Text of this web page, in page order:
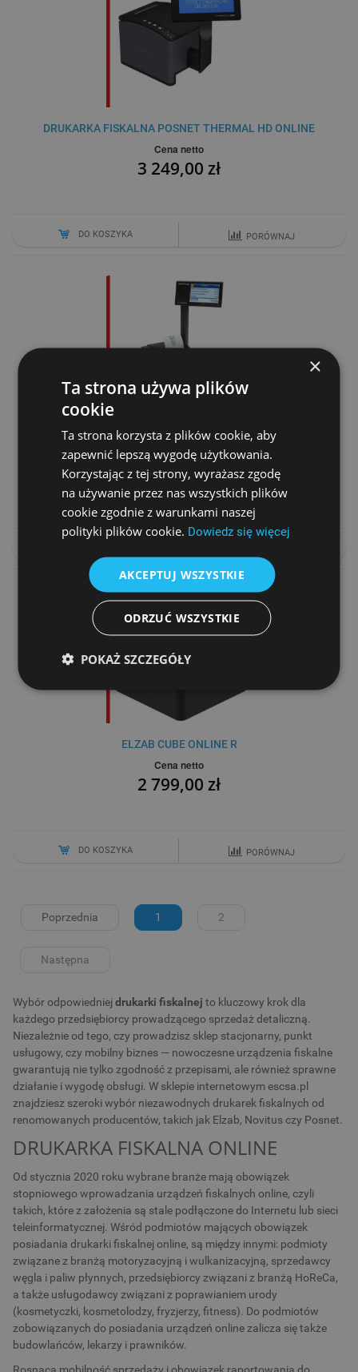
DRUKARKA FISKALNA POSNET THERMAL HD ONLINE
Cena netto
3 249,00 zł
DO KOSZYKA PORÓWNAJ
DRUKARKA FISKALNA NOVITUS HD II ONLINE
Cena netto
2 990,00 zł
ELZAB CUBE ONLINE R
Cena netto
2 799,00 zł
DO KOSZYKA PORÓWNAJ
Poprzednia 1 2
Następna
Wybór odpowiedniejdrukarki fiskalnej to kluczowy krok dla
każdego przedsiębiorcy prowadzącego sprzedaż detaliczną.
Niezależnie od tego, czy prowadzisz sklep stacjonarny, punkt
usługowy, czy mobilny biznes — nowoczesne urządzenia fiskalne
gwarantują nie tylko zgodność z przepisami, ale również sprawne
działanie i wygodę obsługi. W sklepie internetowym escsa.pl
znajdziesz szeroki wybór niezawodnych drukarek fiskalnych od
renomowanych producentów, takich jak Elzab, Novitus czy Posnet.
DRUKARKA FISKALNA ONLINE
Od stycznia 2020 roku wybrane branże mają obowiązek
stopniowego wprowadzania urządzeń fiskalnych online, czyli
takich, które z założenia są stale podłączone do Internetu lub sieci
teleinformatycznej. Wśród podmiotów mających obowiązek
posiadania drukarki fiskalnej online, są między innymi: podmioty
związane z branżą motoryzacyjną i wulkanizacyjną, sprzedawcy
węgla i paliw płynnych, przedsiębiorcy związani z branżą HoReCa,
a także usługodawcy związani z poprawianiem urody
(kosmetyczki, kosmetolodzy, fryzjerzy, fitness). Do podmiotów
zobowiązanych do posiadania urządzeń online zalicza się także
budowlańców, lekarzy i prawników.
×
Ta strona używa plików
cookie
Ta strona korzysta z plików cookie, aby
zapewnić lepszą wygodę użytkowania.
Korzystając z tej strony, wyrażasz zgodę
na używanie przez nas wszystkich plików
cookie zgodnie z warunkami naszej
polityki plików cookie. Dowiedz się więcej
AKCEPTUJ WSZYSTKIE
ODRZUĆ WSZYSTKIE
POKAŻ SZCZEGÓŁY